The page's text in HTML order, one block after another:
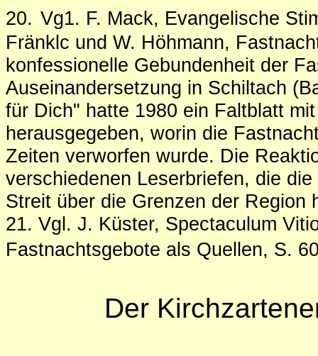
20. Vg1. F. Mack, Evangelische
Fränklc und W. Höhmann,
konfessionelle Gebundenheit der
Auseinandersetzung in Schiltach
für Dich" hatte 1980 ein Faltblatt
herausgegeben, worin die
Zeiten verworfen wurde. Die
verschiedenen Leserbriefen, die
Streit über die Grenzen der Region
21. Vgl. J. Küster, Spectaculum
Fastnachtsgebote als Quellen, S.
Der